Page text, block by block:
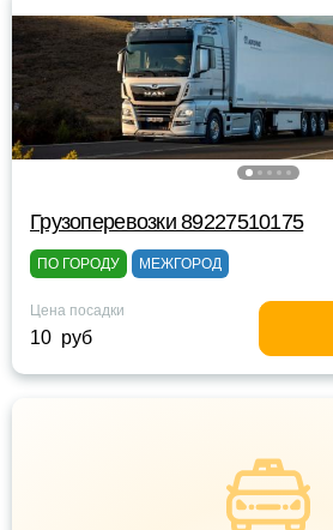
Грузоперевозки 89227510175
ПО ГОРОДУ МЕЖГОРОД
Цена посадки
10 руб